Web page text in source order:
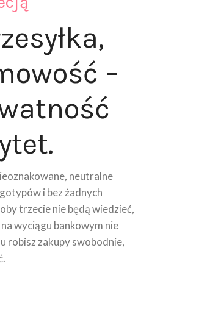
–
neutralne
i bez żadnych
trzecie nie będą wiedzieć,
wyciągu bankowym nie
robisz zakupy swobodnie,